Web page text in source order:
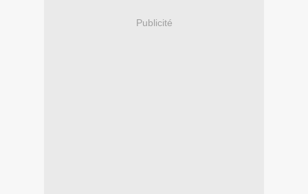
Publicité